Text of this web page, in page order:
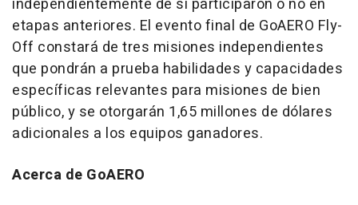
independientemente de si participaron o no en
etapas anteriores. El evento final de GoAERO Fly-
Off constará de tres misiones independientes
que pondrán a prueba habilidades y capacidades
específicas relevantes para misiones de bien
público, y se otorgarán 1,65 millones de dólares
adicionales a los equipos ganadores.
Acerca de GoAERO